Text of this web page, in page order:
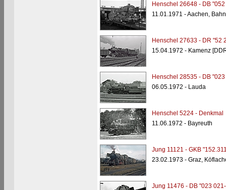
Henschel 26648 - DB
11.01.1971 - Aachen,
Henschel 27633 - DR "52
15.04.1972 - Kamenz
Henschel 28535 - DB
06.05.1972 - Lauda
Henschel 5224 - Denkmal
11.06.1972 - Bayreuth
Jung 11121 - GKB
23.02.1973 - Graz,
Jung 11476 - DB "023